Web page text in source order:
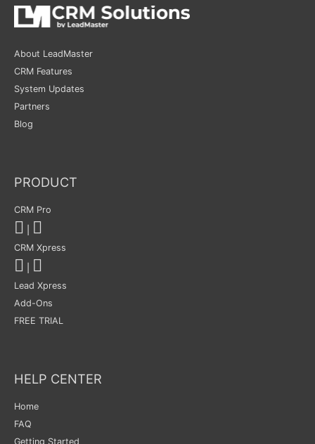
About LeadMaster
CRM Features
System Updates
Partners
Blog
PRODUCT
CRM Pro
CRM Xpress
Lead Xpress
Add-Ons
FREE TRIAL
HELP CENTER
Home
FAQ
Getting Started